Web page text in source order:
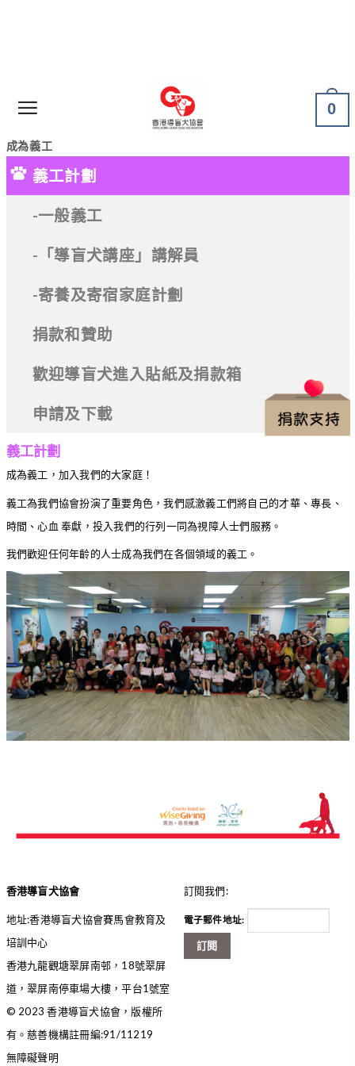
0
成為義工
義工計劃
-一般義工
-「導盲犬講座」講解員
-寄養及寄宿家庭計劃
捐款和贊助
歡迎導盲犬進入貼紙及捐款箱
申請及下載
義工計劃
成為義工，加入我們的大家庭！
義工為我們協會扮演了重要角色，我們感激義工們將自己的才華、專長、
時間、心血 奉獻，投入我們的行列一同為視障人士們服務。
我們歡迎任何年齡的人士成為我們在各個領域的義工。
香港導盲犬協會
地址:香港導盲犬協會賽馬會教育及
培訓中心
香港九龍觀塘翠屏南邨，18號翠屏
道，翠屏南停車場大樓，平台1號室
© 2023 香港導盲犬協會，版權所
有。慈善機構註冊編:91/11219
無障礙聲明
訂閱我們:
電子郵件地址:
訂閱